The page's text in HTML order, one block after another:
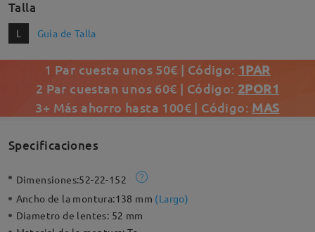
Talla
L Guía de Talla
1 Par cuesta unos 50€ | Código: 1PAR
2 Par cuestan unos 60€ | Código: 2POR1
3+ Más ahorro hasta 100€ | Código: MAS
Specificaciones
Dimensiones:52-22-152
Ancho de la montura:138 mm (Largo)
Diametro de lentes: 52 mm